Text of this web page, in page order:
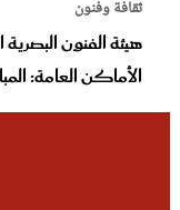
ثقافة وفنون
هيئة الفنون
الأماكن العامة: